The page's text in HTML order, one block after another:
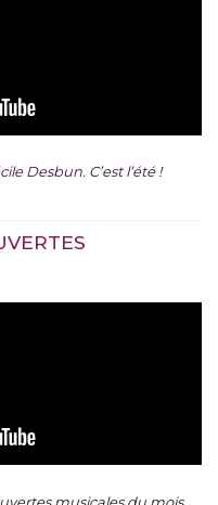
Desbun. C’est l’été !
musicales du mois.